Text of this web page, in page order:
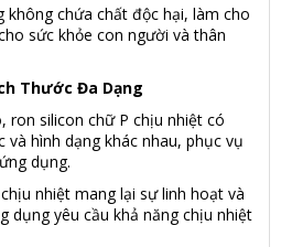
không chứa chất độc hại, làm cho
sức khỏe con người và thân
Thước Đa Dạng
ron silicon chữ P chịu nhiệt có
hình dạng khác nhau, phục vụ
dụng.
nhiệt mang lại sự linh hoạt và
dụng yêu cầu khả năng chịu nhiệt